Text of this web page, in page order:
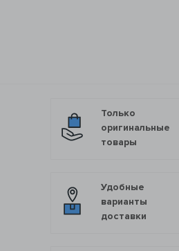
Только
оригинальные
товары
Удобные
варианты
доставки